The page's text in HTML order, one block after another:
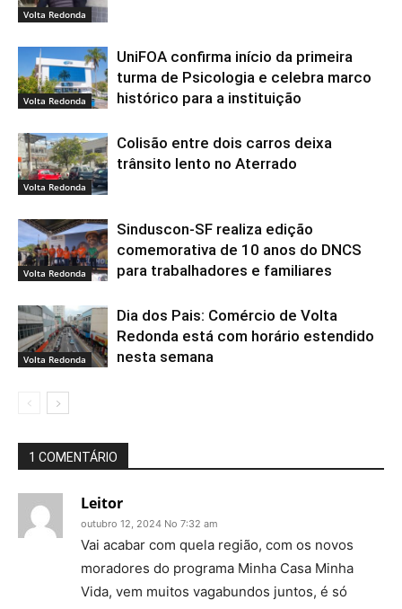
Volta Redonda
Volta Redonda
UniFOA confirma início da primeira
turma de Psicologia e celebra marco
histórico para a instituição
Volta Redonda
Colisão entre dois carros deixa
trânsito lento no Aterrado
Volta Redonda
Sinduscon-SF realiza edição
comemorativa de 10 anos do DNCS
para trabalhadores e familiares
Volta Redonda
Dia dos Pais: Comércio de Volta
Redonda está com horário estendido
nesta semana
1 COMENTÁRIO
Leitor
outubro 12, 2024 No 7:32 am
Vai acabar com quela região, com os novos
moradores do programa Minha Casa Minha
Vida, vem muitos vagabundos juntos, é só